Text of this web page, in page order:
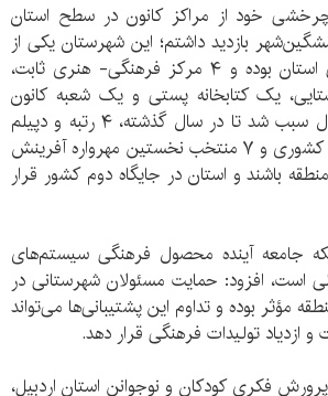
چرخشی خود از مراکز کانون‌ در سطح استان
بازدید داشتم؛ این شهرستان یکی از
قطب‌های مهم فرهنگی استان بوده و ۴ مرکز فرهنگی- هنری ثابت،
یک کتابخانه پستی و یک شعبه کانون
زبان دارد که همین اقبال سبب شد تا در سال گذشته، ۴ رتبه و دپیلم
بین‌المللی، چندین رتبه کشوری و ۷ منتخب نخستین مهرواره آفرینش
باشند و استان در جایگاه دوم کشور قرار
جامعه آینده محصول فرهنگی سیستم‌های
است، افزود: حمایت مسئولان شهرستانی در
مؤثر بوده و تداوم این پشتیبانی‌ها می‌تواند
ازدیاد تولیدات فرهنگی قرار دهد.
فکری کودکان و نوجوانن استان اردبیل،